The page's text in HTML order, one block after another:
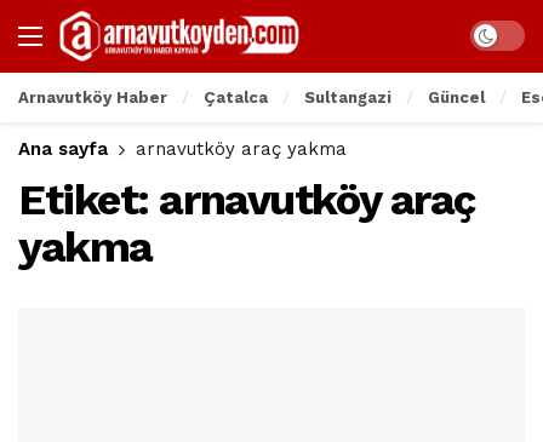
Arnavutköy Haber Çatalca Sultangazi Güncel
Ana sayfa arnavutköy araç yakma
Etiket: arnavutköy araç
yakma